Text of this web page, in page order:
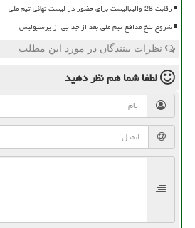
رقابت 28 والیبالیست برای حضور در لیست نهائی تیم ملی
شروع تلخ مدافع تیم ملی بعد از جدایی از پرسپولیس
نظرات بینندگان در مورد این مطلب
لطفا شما همنظر دهید